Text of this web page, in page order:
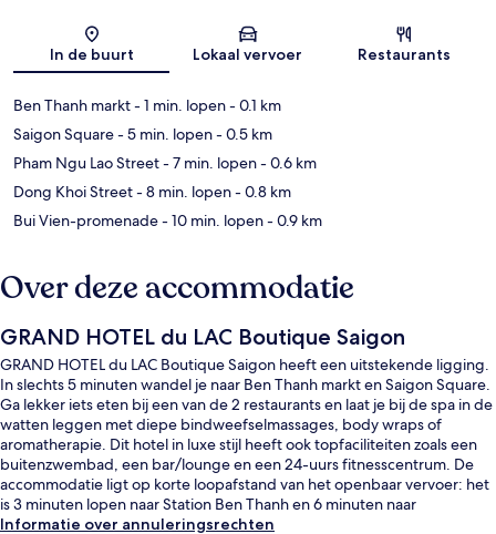
In de buurt Lokaal vervoer Restaurants
Ben Thanh markt- 1 min. lopen- 0.1 km
Saigon Square- 5 min. lopen- 0.5 km
Pham Ngu Lao Street- 7 min. lopen- 0.6 km
Dong Khoi Street- 8 min. lopen- 0.8 km
Bui Vien-promenade- 10 min. lopen- 0.9 km
Over deze accommodatie
GRAND HOTEL du LAC Boutique Saigon
GRAND HOTEL du LAC Boutique Saigon heeft een uitstekende ligging.
In slechts 5 minuten wandel je naar Ben Thanh markt en Saigon Square.
Ga lekker iets eten bij een van de 2 restaurants en laat je bij de spa in de
watten leggen met diepe bindweefselmassages, body wraps of
aromatherapie. Dit hotel in luxe stijl heeft ook topfaciliteiten zoals een
buitenzwembad, een bar/lounge en een 24-uurs fitnesscentrum. De
accommodatie ligt op korte loopafstand van het openbaar vervoer: het
is 3 minuten lopen naar Station Ben Thanh en 6 minuten naar
Metrostation Opera House.
Informatie over annuleringsrechten